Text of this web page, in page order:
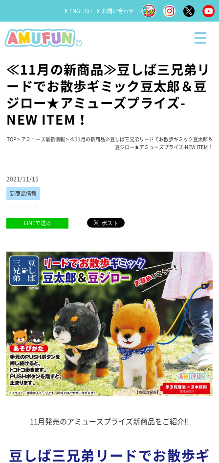
ENGLISH お問い合わせ
≪11月の新商品≫豆しば三兄弟リ
ードでお散歩ギミック豆太郎＆豆
ジロー★アミューズプライズ-
NEW ITEM！
TOP> アミューズ最新情報> ≪11月の新商品≫豆しば三兄弟リードでお散歩ギミック豆太郎＆
豆ジロー★アミューズプライズ-NEW ITEM！
2021/11/15
新商品情報
LINEで送る
11月発売のアミューズプライズ新商品をご紹介!!
豆しば三兄弟リードでお散歩ギ